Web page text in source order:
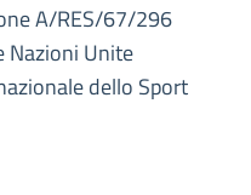
A/RES/67/296
Nazioni Unite
dello Sport